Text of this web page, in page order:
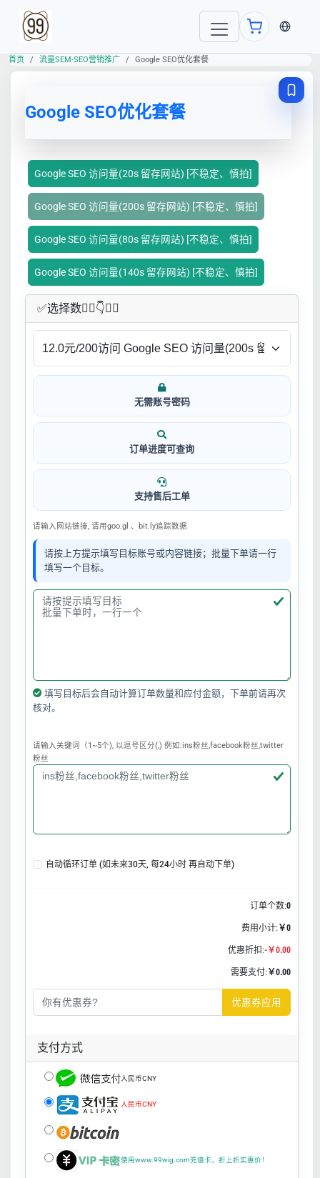
当前语
首页 流量SEM-SEO营销推广 Google SEO优化套餐
Google SEO优化套餐
Google SEO 访问量(20s 留存网站) [不稳定、慎拍]
Google SEO 访问量(200s 留存网站) [不稳定、慎拍]
Google SEO 访问量(80s 留存网站) [不稳定、慎拍]
Google SEO 访问量(140s 留存网站) [不稳定、慎拍]
✅​选择数👇🏻​​👇👇🏻​​
无需账号密码
订单进度可查询
支持售后工单
请输入网站链接, 请用goo.gl 、bit.ly追踪数据
请按上方提示填写目标账号或内容链接；批量下单请一行
填写一个目标。
填写目标后会自动计算订单数量和应付金额，下单前请再次
核对。
请输入关键词（1~5个), 以逗号区分(,) 例如:ins粉丝,facebook粉丝,twitter
粉丝
自动循环订单 (如未来30天, 每24小时 再自动下单)
订单个数:0
费用小计: ￥0
优惠折扣:-￥0.00
需要支付: ￥0.00
优惠券应用
支付方式
人民币CNY
人民币CNY
使用www.99wig.com充值卡，折上折实惠价！